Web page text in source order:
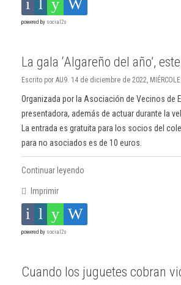
powered by social2s
La gala ‘Algareño del año’,
Escrito por AU9. 14 de diciembre de 2022,
Organizada por la Asociación de Vecinos de
presentadora, además de actuar durante la
La entrada es gratuita para los socios del
para no asociados es de 10 euros.
Continuar leyendo
Imprimir
powered by social2s
Cuando los juguetes cobran